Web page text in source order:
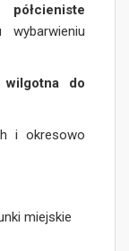
wybarwieniu
wilgotna do
i okresowo
miejskie